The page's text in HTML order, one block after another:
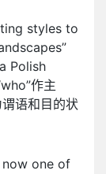
styles to
Polish
作主
语和目的状
one of